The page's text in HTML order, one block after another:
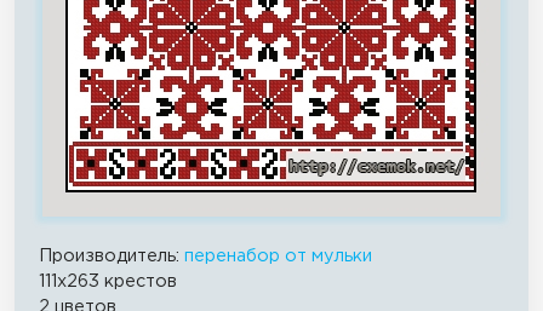
Производитель: перенабор от мульки
111x263 крестов
2 цветов